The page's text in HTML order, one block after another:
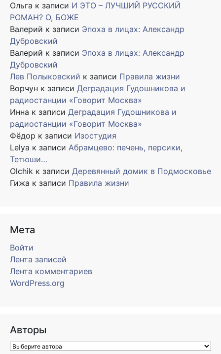
Ольга к записи И ЭТО – ЛУЧШИЙ РУССКИЙ
РОМАН? О, БОЖЕ
Валерий к записи Эпоха в лицах: Александр
Дубровский
Валерий к записи Эпоха в лицах: Александр
Дубровский
Лев Полыковский к записи Правила жизни
Ворчун к записи Деградация Гудошникова и
радиостанции «Говорит Москва»
Инна к записи Деградация Гудошникова и
радиостанции «Говорит Москва»
Фёдор к записи Изостудия
Lelya к записи Абрамцево: печень, персики,
Тетюши…
Olchik к записи Деревянный домик в Подмосковье
Гижа к записи Правила жизни
Мета
Войти
Лента записей
Лента комментариев
WordPress.org
Авторы